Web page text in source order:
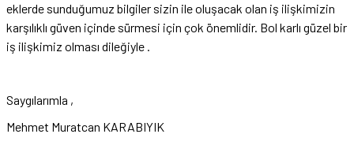
eklerde sunduğumuz bilgiler sizin ile oluşacak olan iş ilişkimizin
karşılıklı güven içinde sürmesi için çok önemlidir. Bol karlı güzel bir
iş ilişkimiz olması dileğiyle .
Saygılarımla ,
Mehmet Muratcan KARABIYIK